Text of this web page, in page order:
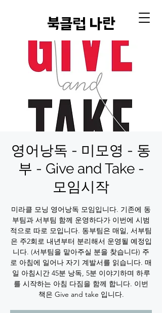
​북클럽 나란
영어낭독 - 미모영 - 동
부 - Give and Take -
모임시작
미라클 모닝 영어낭독 모임입니다. 기존에 동
부팀과 서부팀 함께 운영하다가 이번에 시범
적으로 따로 모입니다. 동부팀은 매일, 서부팀
은 주2회로 내년부터 분리해서 운영될 예정입
니다. (서부팀을 맡아주실 분을 찾습니다) 주
로 아침에 일어나 자기 계발서를 읽습니다. 매
일 아침시간 45분 낭독, 5분 이야기하며 하루
를 시작하는 아침 다짐을 함께 합니다. 이번
책은 Give and take 입니다.